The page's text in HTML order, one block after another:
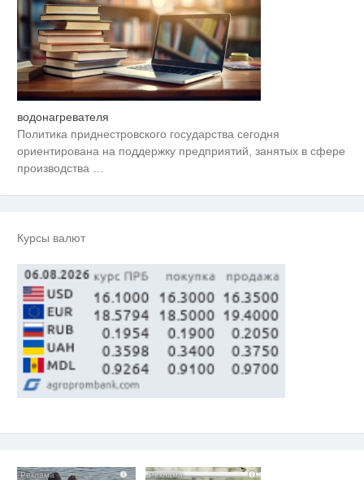
водонагревателя
Политика приднестровского государства сегодня
ориентирована на поддержку предприятий, занятых в сфере
производства …
Курсы валют
i i
Скрытая камера на пляже
Крыма: Что люди вытворяют,
когда их не видят...
Ролик длится несколько секунд,